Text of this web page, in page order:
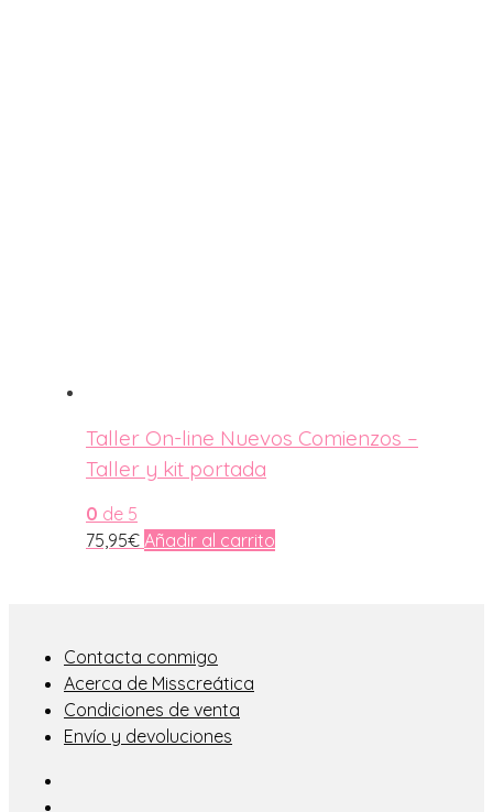
Taller On-line Nuevos Comienzos –
Taller y kit portada
0 de 5
75,95€ Añadir al carrito
Contacta conmigo
Acerca de Misscreática
Condiciones de venta
Envío y devoluciones